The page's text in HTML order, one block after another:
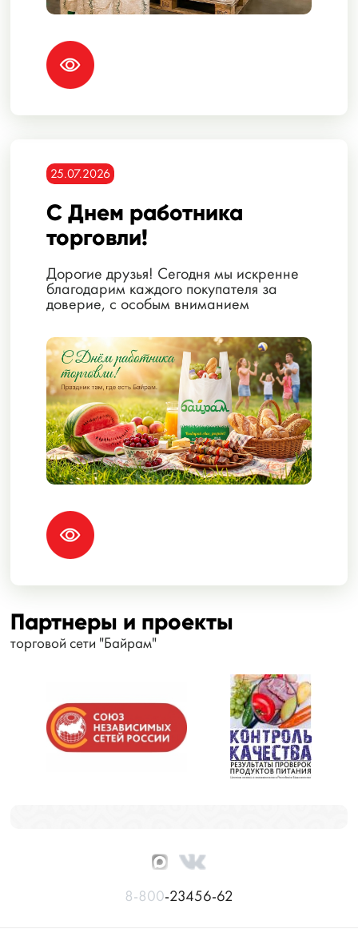
25.07.2026
С Днем работника
торговли!
Дорогие друзья! Сегодня мы искренне
благодарим каждого покупателя за
доверие, с особым вниманием
относимся ко всем Вашим
пожеланиям!...
Партнеры и проекты
торговой сети "Байрам"
8-800-23456-62